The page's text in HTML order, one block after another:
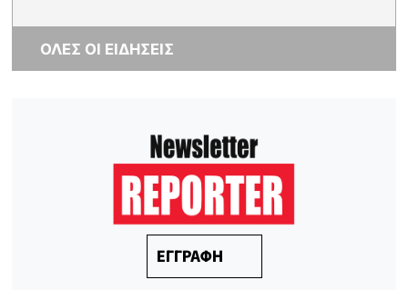
ΟΛΕΣ ΟΙ ΕΙΔΗΣΕΙΣ
ΕΓΓΡΑΦΗ